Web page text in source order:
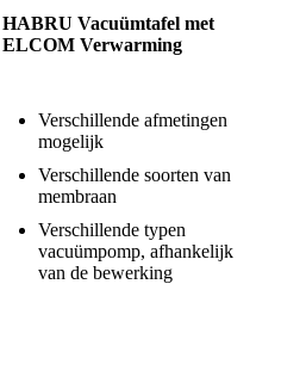
HABRU Vacuümtafel met
ELCOM Verwarming
Verschillende afmetingen
mogelijk
Verschillende soorten van
membraan
Verschillende typen
vacuümpomp, afhankelijk
van de bewerking